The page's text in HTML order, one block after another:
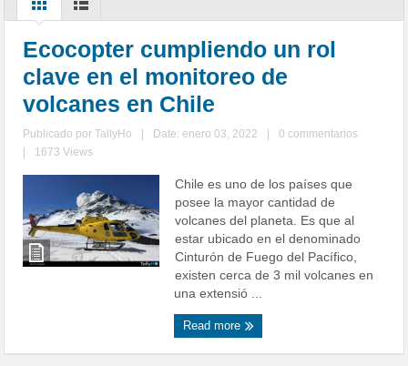
Ecocopter cumpliendo un rol
clave en el monitoreo de
volcanes en Chile
Publicado porTallyHo Date: enero 03, 2022
0 commentarios
1673 Views
Chile es uno de los países que
posee la mayor cantidad de
volcanes del planeta. Es que al
estar ubicado en el denominado
Cinturón de Fuego del Pacífico,
existen cerca de 3 mil volcanes en
una extensió ...
Read more